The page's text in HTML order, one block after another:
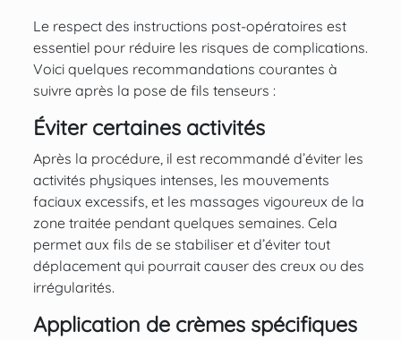
Le respect des instructions post-opératoires est
essentiel pour réduire les risques de complications.
Voici quelques recommandations courantes à
suivre après la pose de fils tenseurs :
Éviter certaines activités
Après la procédure, il est recommandé d’éviter les
activités physiques intenses, les mouvements
faciaux excessifs, et les massages vigoureux de la
zone traitée pendant quelques semaines. Cela
permet aux fils de se stabiliser et d’éviter tout
déplacement qui pourrait causer des creux ou des
irrégularités.
Application de crèmes spécifiques